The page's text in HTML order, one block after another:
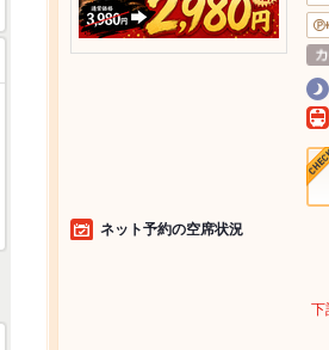
ネット予約の空席状況
下